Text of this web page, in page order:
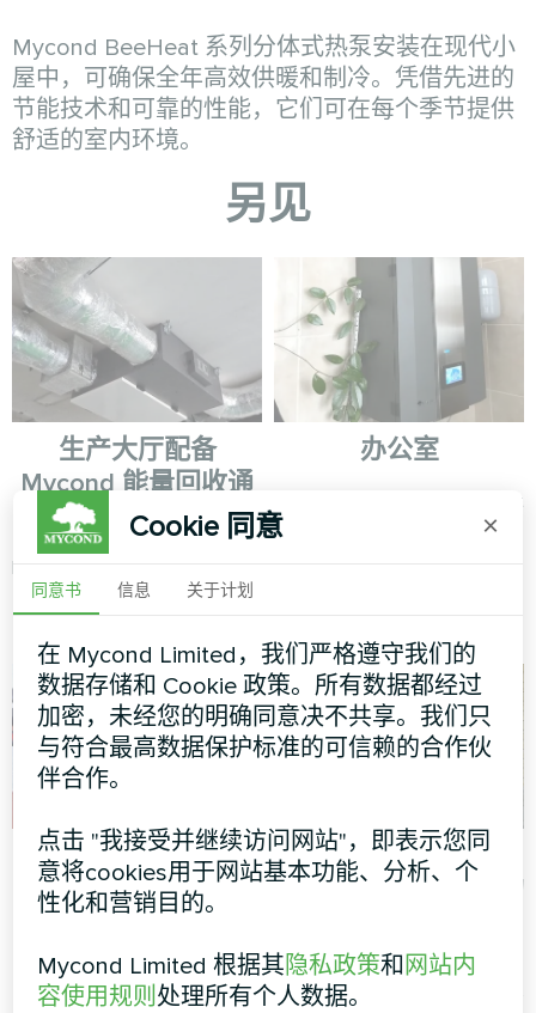
Mycond BeeHeat 系列分体式热泵安装在现代小
屋中，可确保全年高效供暖和制冷。凭借先进的
节能技术和可靠的性能，它们可在每个季节提供
舒适的室内环境。
另见
生产大厅配备
Mycond 能量回收通
风装置 MVC700-A
MyCond MVC700-A 能量回收
通风装置确保持续供应新鲜空
气，同时回收废气中的热量
办公室
分体式热泵 Artic Home Smart
购物中心
模块式热泵 MCU 系列
配备 Mycond 分体式
热泵 BeeHeat 系列的
MyCond 分体式热泵 BeeHeat
系列确保全年高效供暖和制冷
Cookie 同意 ×
同意书 信息 关于计划
在 Mycond Limited，我们严格遵守我们的
数据存储和 Cookie 政策。所有数据都经过
加密，未经您的明确同意决不共享。我们只
与符合最高数据保护标准的可信赖的合作伙
伴合作。
点击 "我接受并继续访问网站"，即表示您同
意将cookies用于网站基本功能、分析、个
性化和营销目的。
Mycond Limited 根据其隐私政策和 网站内
容使用规则 处理所有个人数据。